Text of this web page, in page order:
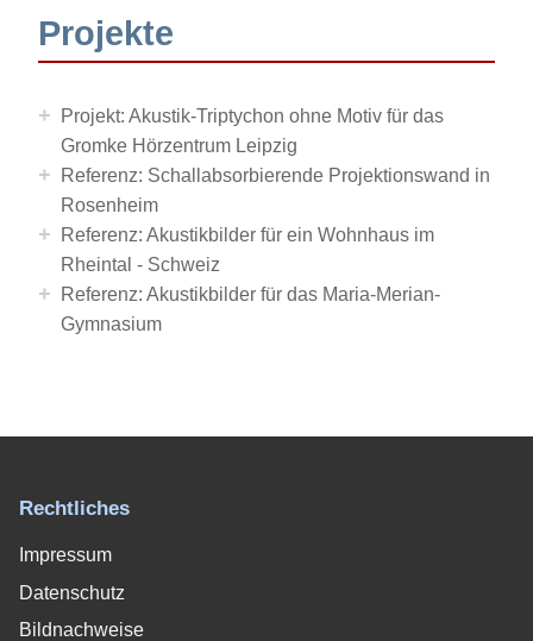
Projekte
+
Projekt: Akustik-Triptychon ohne Motiv für das
Gromke Hörzentrum Leipzig
+
Referenz: Schallabsorbierende Projektionswand in
Rosenheim
+
Referenz: Akustikbilder für ein Wohnhaus im
Rheintal - Schweiz
+
Referenz: Akustikbilder für das Maria-Merian-
Gymnasium
Rechtliches
Impressum
Datenschutz
Bildnachweise